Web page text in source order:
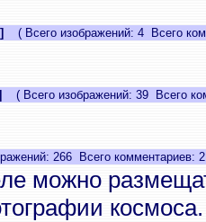
] ( Всего изображений: 4 Всего
( Всего изображений: 39 Всего
266 Всего комментариев:
можно
космоса.